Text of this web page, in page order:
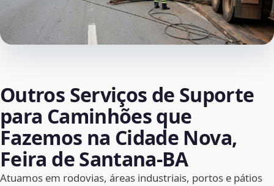
Outros Serviços de Suporte
para Caminhões que
Fazemos na Cidade Nova,
Feira de Santana‑BA
Atuamos em rodovias, áreas industriais, portos e pátios